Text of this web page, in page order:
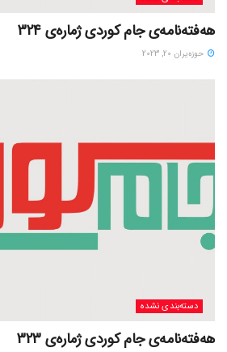
هەفتەنامەی جام کوردی ژمارەی 324
حوزه‌یران 20, 2023
دسته‌بندی نشده
هەفتەنامەی جام کوردی ژمارەی 323